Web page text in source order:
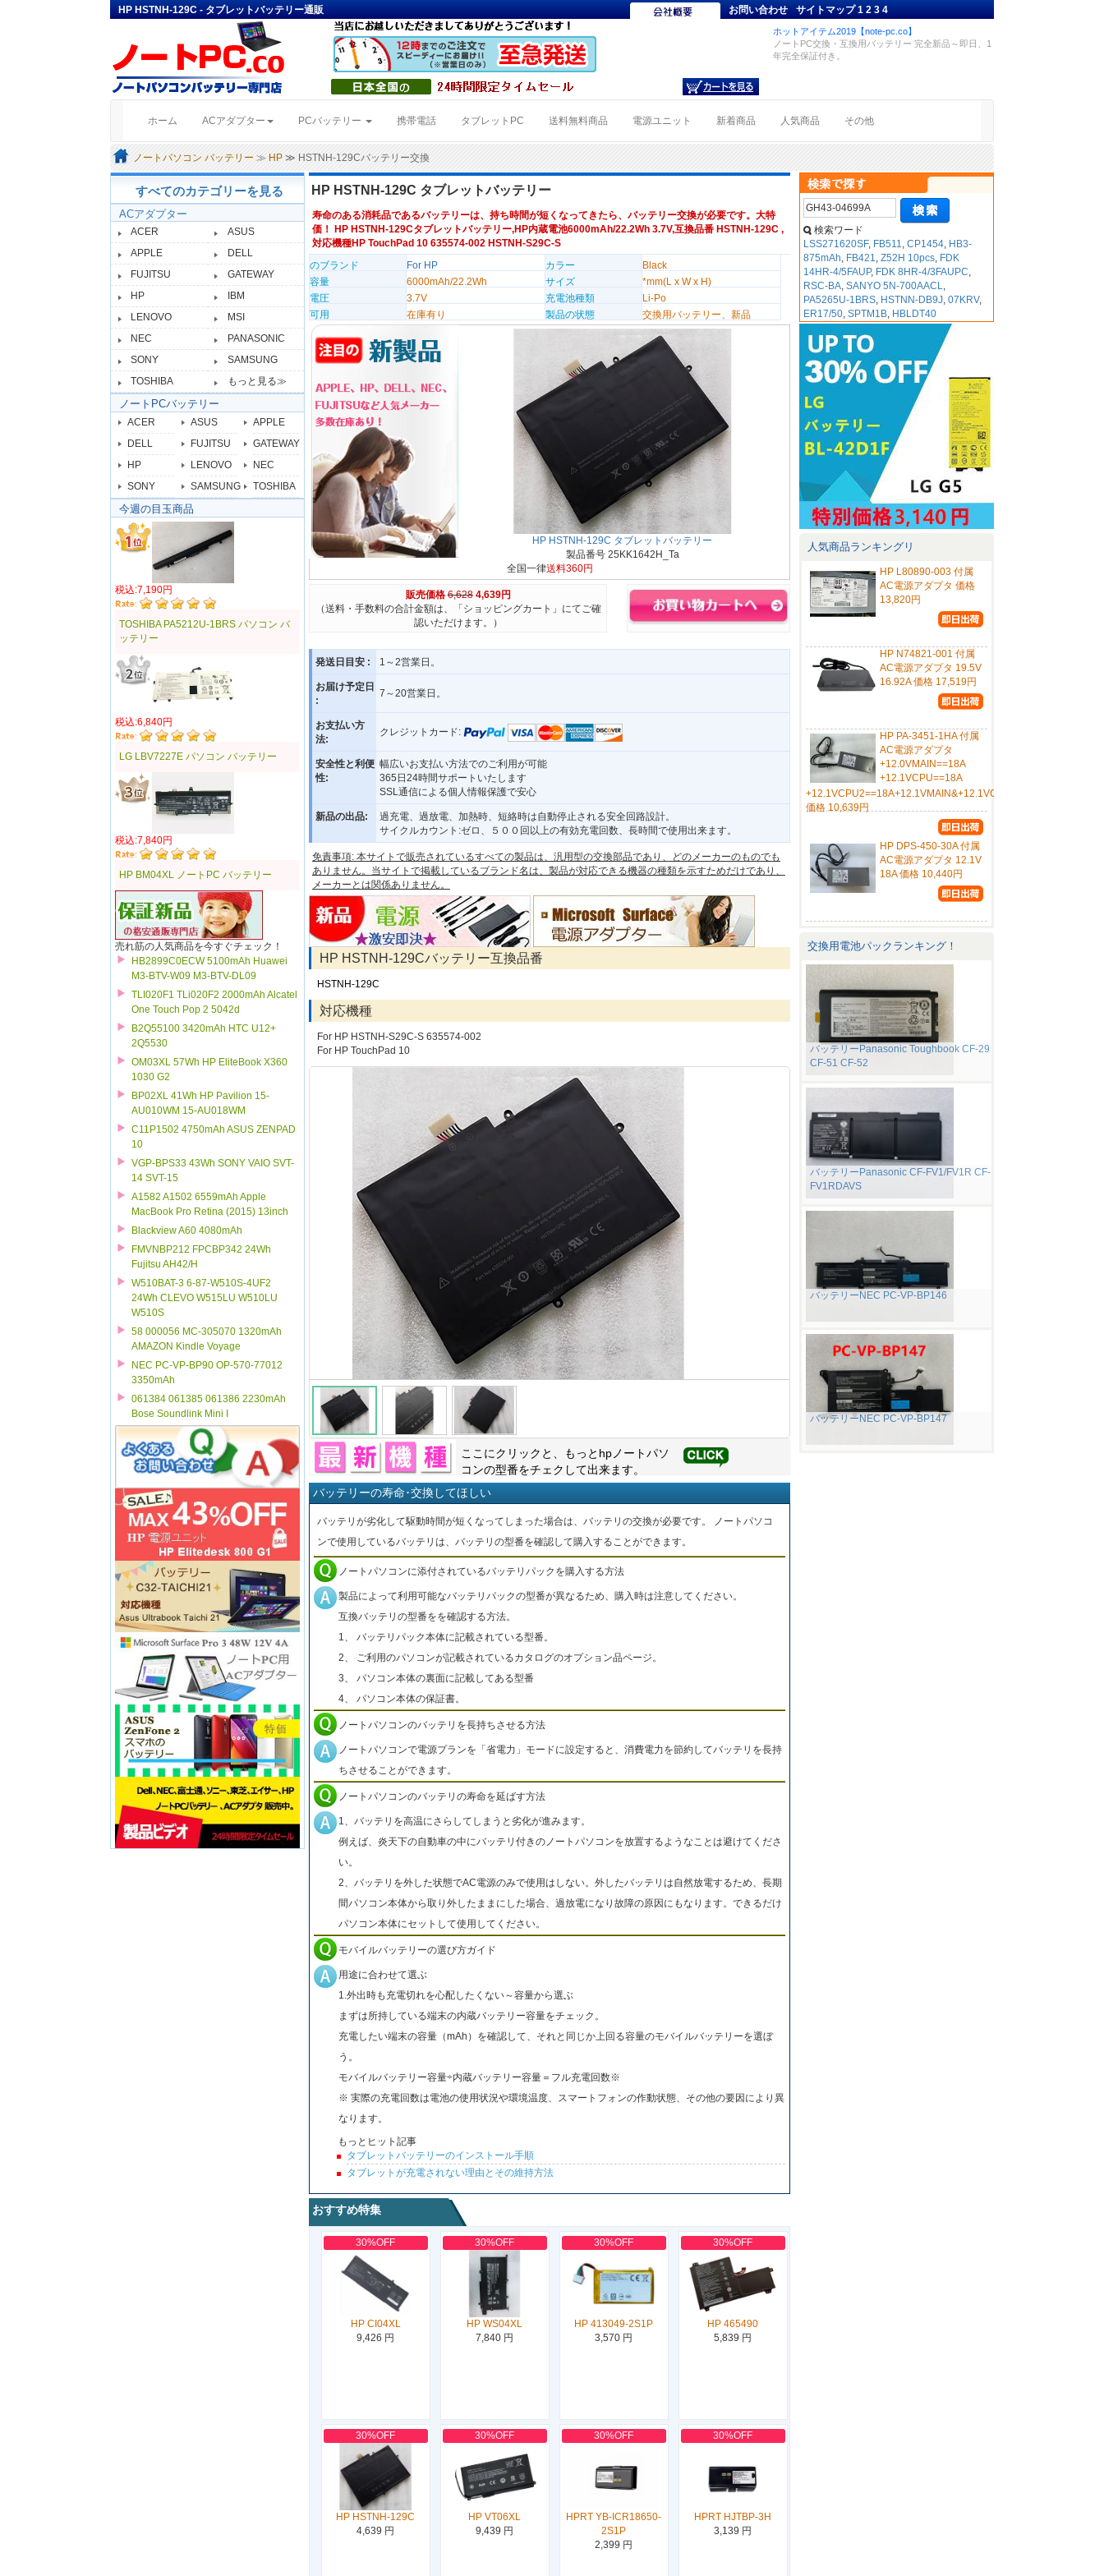
HP HSTNH-129C - タブレットバッテリー通販 お問い合わせ サイトマップ 1234
ホットアイテム2019【note-pc.co】
ノートPC交換・互換用バッテリー 完全新品～即日、1
年完全保証付き。
ホーム (current)ACアダプター PCバッテリー 携帯電話 タブレットPC 送料無料商品 電源ユニット 新着商品 人気商品 その他
ノートパソコン バッテリー ≫ HP ≫ HSTNH-129Cバッテリー交換
すべてのカテゴリーを見る
ACアダプター
ACER
ASUS
APPLE
DELL
FUJITSU
GATEWAY
HP
IBM
LENOVO
MSI
NEC
PANASONIC
SONY
SAMSUNG
TOSHIBA
もっと見る≫
ノートPCバッテリー
ACER ASUS
APPLE
DELL
FUJITSU
GATEWAY
HP
LENOVO
NEC
SONY
SAMSUNG TOSHIBA
今週の目玉商品
税込:7,190円
TOSHIBA PA5212U-1BRS パソコン バ
ッテリー
税込:6,840円
LG LBV7227E パソコン バッテリー
税込:7,840円
HP BM04XL ノートPC バッテリー
売れ筋の人気商品を今すぐチェック！
HB2899C0ECW 5100mAh Huawei
M3-BTV-W09 M3-BTV-DL09
TLI020F1 TLi020F2 2000mAh Alcatel
One Touch Pop 2 5042d
B2Q55100 3420mAh HTC U12+
2Q5530
OM03XL 57Wh HP EliteBook X360
1030 G2
BP02XL 41Wh HP Pavilion 15-
AU010WM 15-AU018WM
C11P1502 4750mAh ASUS ZENPAD
10
VGP-BPS33 43Wh SONY VAIO SVT-
14 SVT-15
A1582 A1502 6559mAh Apple
MacBook Pro Retina (2015) 13inch
Blackview A60 4080mAh
FMVNBP212 FPCBP342 24Wh
Fujitsu AH42/H
W510BAT-3 6-87-W510S-4UF2
24Wh CLEVO W515LU W510LU
W510S
58 000056 MC-305070 1320mAh
AMAZON Kindle Voyage
NEC PC-VP-BP90 OP-570-77012
3350mAh
061384 061385 061386 2230mAh
Bose Soundlink Mini I
HP HSTNH-129C タブレットバッテリー
寿命のある消耗品であるバッテリーは、持ち時間が短くなってきたら、バッテリー交換が必要です。大特
価！ HP HSTNH-129Cタブレットバッテリー,HP内蔵電池6000mAh/22.2Wh 3.7V,互換品番 HSTNH-129C ,
対応機種HP TouchPad 10 635574-002 HSTNH-S29C-S
のブランド
For HP カラー
Black
容量
6000mAh/22.2Wh サイズ
*mm(L x W x H)
電圧
3.7V 充電池種類
Li-Po
可用
在庫有り 製品の状態 交換用バッテリー、新品
HP HSTNH-129C タブレットバッテリー
製品番号 25KK1642H_Ta
全国一律送料360円
販売価格 6,628 4,639円
（送料・手数料の合計金額は、「ショッピングカート」にてご確
認いただけます。）
発送日目安 : 1～2営業日。
お届け予定日
:
7～20営業日。
お支払い方
法:
クレジットカード:
安全性と利便
性:
幅広いお支払い方法でのご利用が可能
365日24時間サポートいたします
SSL通信による個人情報保護で安心
新品の出品:
過充電、過放電、加熱時、短絡時は自動停止される安全回路設計。
サイクルカウント:ゼロ、５００回以上の有効充電回数、長時間で使用出来ます。
免責事項: 本サイトで販売されているすべての製品は、汎用型の交換部品であり、どのメーカーのものでも
ありません。当サイトで掲載しているブランド名は、製品が対応できる機器の種類を示すためだけであり、
メーカーとは関係ありません。
HP HSTNH-129Cバッテリー互換品番
HSTNH-129C
対応機種
For HP HSTNH-S29C-S 635574-002
For HP TouchPad 10
ここにクリックと、もっと hpノートパソ
コンの型番をチェクして出来ます。
バッテリーの寿命･交換してほしい
バッテリが劣化して駆動時間が短くなってしまった場合は、バッテリの交換が必要です。 ノートパソコ
ンで使用しているバッテリは、バッテリの型番を確認して購入することができます。
ノートパソコンに添付されているバッテリパックを購入する方法
製品によって利用可能なバッテリパックの型番が異なるため、購入時は注意してください。
互換バッテリの型番をを確認する方法。
1、 バッテリパック本体に記載されている型番。
2、 ご利用のパソコンが記載されているカタログのオプション品ページ。
3、 パソコン本体の裏面に記載してある型番
4、 パソコン本体の保証書。
ノートパソコンのバッテリを長持ちさせる方法
ノートパソコンで電源プランを「省電力」モードに設定すると、消費電力を節約してバッテリを長持
ちさせることができます。
ノートパソコンのバッテリの寿命を延ばす方法
1、バッテリを高温にさらしてしまうと劣化が進みます。
例えば、炎天下の自動車の中にバッテリ付きのノートパソコンを放置するようなことは避けてくださ
い。
2、バッテリを外した状態でAC電源のみで使用はしない。外したバッテリは自然放電するため、長期
間パソコン本体から取り外したままにした場合、過放電になり故障の原因にもなります。できるだけ
パソコン本体にセットして使用してください。
モバイルバッテリーの選び方ガイド
用途に合わせて選ぶ
1.外出時も充電切れを心配したくない～容量から選ぶ
まずは所持している端末の内蔵バッテリー容量をチェック。
充電したい端末の容量（mAh）を確認して、それと同じか上回る容量のモバイルバッテリーを選ぼ
う。
モバイルバッテリー容量÷内蔵バッテリー容量＝フル充電回数※
※ 実際の充電回数は電池の使用状況や環境温度、スマートフォンの作動状態、その他の要因により異
なります。
もっとヒット記事
タブレットバッテリーのインストール手順
タブレットが充電されない理由とその維持方法
おすすめ特集
30%OFF
HP CI04XL
9,426 円
30%OFF
HP WS04XL
7,840 円
30%OFF
HP 413049-2S1P
3,570 円
30%OFF
HP 465490
5,839 円
30%OFF
HP HSTNH-129C
4,639 円
30%OFF
HP VT06XL
9,439 円
30%OFF
HPRT YB-ICR18650-
2S1P
2,399 円
30%OFF
HPRT HJTBP-3H
3,139 円
検索ワード
LSS271620SF, FB511,CP1454, HB3-
875mAh, FB421,Z52H 10pcs, FDK
14HR-4/5FAUP, FDK 8HR-4/3FAUPC,
RSC-BA,SANYO 5N-700AACL,
PA5265U-1BRS, HSTNN-DB9J,07KRV,
ER17/50,SPTM1B, HBLDT40
人気商品ランキングリ
HP L80890-003 付属
AC電源アダプタ 価格
13,820円
HP N74821-001 付属
AC電源アダプタ 19.5V
16.92A 価格 17,519円
HP PA-3451-1HA 付属
AC電源アダプタ
+12.0VMAIN==18A
+12.1VCPU==18A
+12.1VCPU2==18A+12.1VMAIN&+12.1VCPU&+12.1VCPU2
価格 10,639円
HP DPS-450-30A 付属
AC電源アダプタ 12.1V
18A 価格 10,440円
交換用電池パックランキング！
バッテリーPanasonic Toughbook CF-29
CF-51 CF-52
バッテリーPanasonic CF-FV1/FV1R CF-
FV1RDAVS
バッテリーNEC PC-VP-BP146
バッテリーNEC PC-VP-BP147